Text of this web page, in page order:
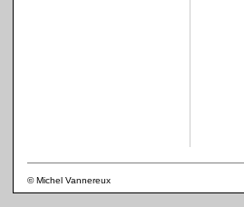
© Michel Vannereux